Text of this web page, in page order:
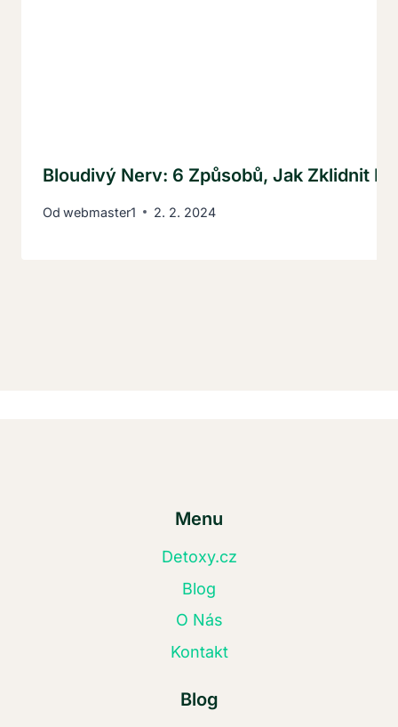
Bloudivý Nerv: 6 Způsobů, Jak Zklidnit
Od webmaster1 2. 2. 2024
Menu
Detoxy.cz
Blog
O Nás
Kontakt
Blog